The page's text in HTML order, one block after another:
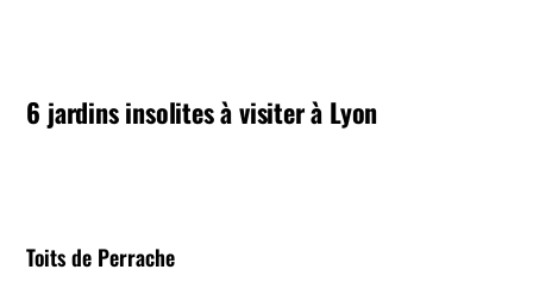
6 jardins insolites à visiter à Lyon
Toits de Perrache